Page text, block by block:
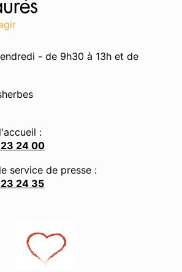
- de 9h30 à 13h et de
:
24 00
service de presse :
24 35